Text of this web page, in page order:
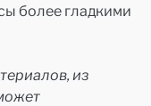
более гладкими
из